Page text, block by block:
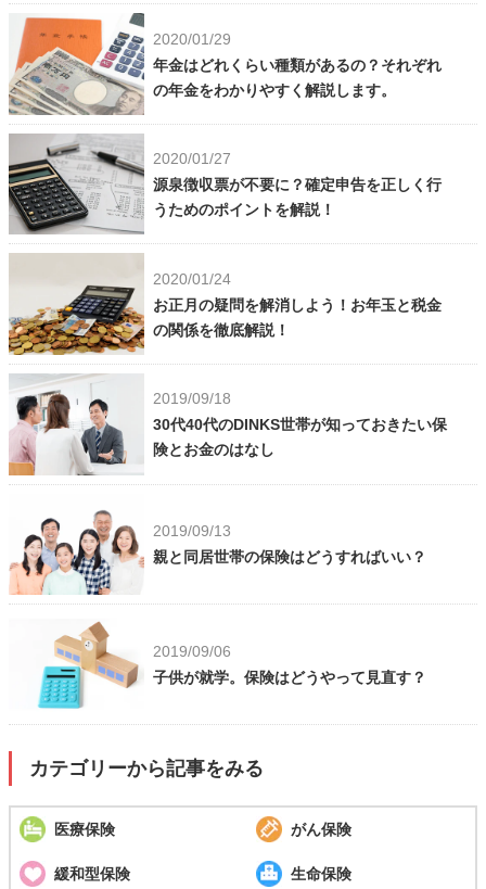
2020/01/29
年金はどれくらい種類があるの？それぞれ
の年金をわかりやすく解説します。
2020/01/27
源泉徴収票が不要に？確定申告を正しく行
うためのポイントを解説！
2020/01/24
お正月の疑問を解消しよう！お年玉と税金
の関係を徹底解説！
2019/09/18
30代40代のDINKS世帯が知っておきたい保
険とお金のはなし
2019/09/13
親と同居世帯の保険はどうすればいい？
2019/09/06
子供が就学。保険はどうやって見直す？
カテゴリーから記事をみる
医療保険 がん保険
緩和型保険 生命保険